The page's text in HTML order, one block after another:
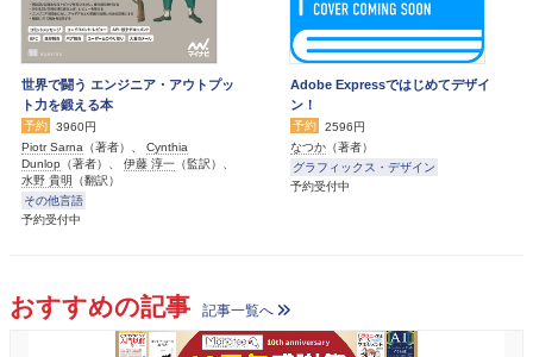
世界で闘う エンジニア・アウトプッ
ト力を鍛える本
予約
3960円
Piotr Sarna （著者）、 Cynthia
Dunlop （著者）、 伊藤 淳一 （監訳）、
水野 貴明 （翻訳）
その他言語
予約受付中
Adobe Expressではじめてデザイ
ン！
予約
2596円
なつか （著者）
グラフィックス・デザイン
予約受付中
おすすめの記事 記事一覧へ